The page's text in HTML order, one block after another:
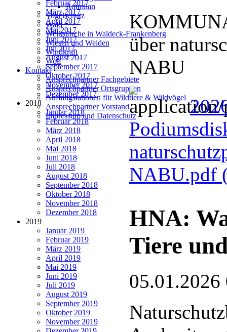
Rotmilan
Vogelschutz
Wald
Weißstörche in Waldeck-Frankenberg
Wiesen und Weiden
Windkraft
Wolf
Kontakt
Ansprechpartner Fachgebiete
Ansprechpartner Ortsgruppen
Auffangstationen für Wildtiere & Wildvögel
Ansprechpartner Vorstand
Impressum und Datenschutz
Februar 2017
März 2017
April 2017
Mai 2017
Juni 2017
Juli 2017
August 2017
September 2017
Oktober 2017
November 2017
Dezember 2017
2018
Januar 2018
Februar 2018
März 2018
April 2018
Mai 2018
Juni 2018
Juli 2018
August 2018
September 2018
Oktober 2018
November 2018
Dezember 2018
2019
Januar 2019
Februar 2019
März 2019
April 2019
Mai 2019
Juni 2019
Juli 2019
August 2019
September 2019
Oktober 2019
November 2019
über
NABU
NABU.pdf
HNA:
Tiere
05.01.2026